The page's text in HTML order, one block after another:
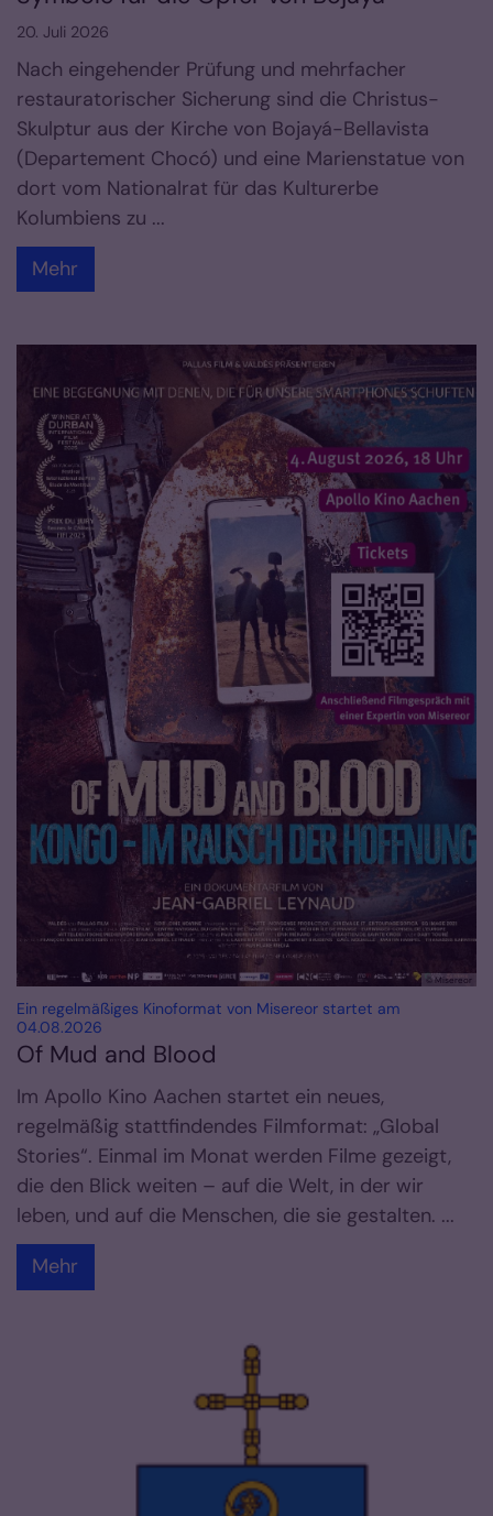
20. Juli 2026
Nach eingehender Prüfung und mehrfacher
restauratorischer Sicherung sind die Christus-
Skulptur aus der Kirche von Bojayá-Bellavista
(Departement Chocó) und eine Marienstatue von
dort vom Nationalrat für das Kulturerbe
Kolumbiens zu ...
Mehr
© Misereor
Ein regelmäßiges Kinoformat von Misereor startet am
04.08.2026
Of Mud and Blood
Im Apollo Kino Aachen startet ein neues,
regelmäßig stattfindendes Filmformat: „Global
Stories“. Einmal im Monat werden Filme gezeigt,
die den Blick weiten – auf die Welt, in der wir
leben, und auf die Menschen, die sie gestalten. ...
Mehr